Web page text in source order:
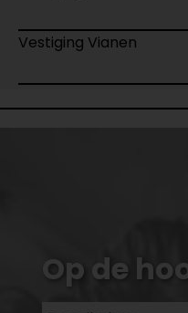
Vestiging Vianen
Op de